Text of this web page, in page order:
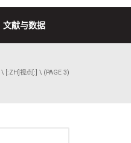
文献与数据
\ [:ZH]视点[:] \ (PAGE 3)